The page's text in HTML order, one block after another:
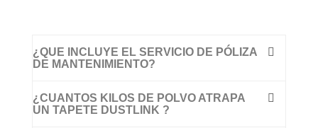
¿QUE INCLUYE EL SERVICIO DE PÓLIZA
DE MANTENIMIENTO?
¿CUANTOS KILOS DE POLVO ATRAPA
UN TAPETE DUSTLINK ?